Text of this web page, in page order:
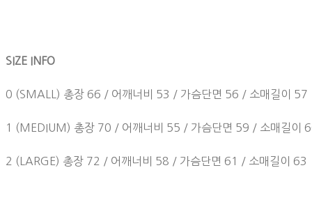
SIZE INFO
0 (SMALL) 총장 66 / 어깨너비 53 / 가슴단면 56 / 소매길이 57
1 (MEDIUM) 총장 70 / 어깨너비 55 / 가슴단면 59 / 소매길이
2 (LARGE) 총장 72 / 어깨너비 58 / 가슴단면 61 / 소매길이 63